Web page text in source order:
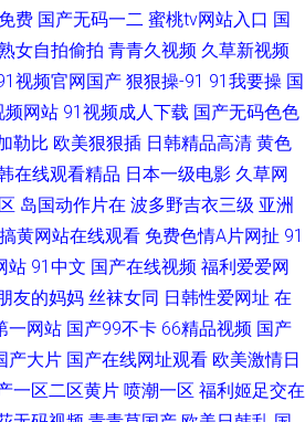
费 国产无码一二 蜜桃tv网站入口 国
女自拍偷拍 青青久视频 久草新视频
视频官网国产 狠狠操-91 91我要操 国
频网站 91视频成人下载 国产无码色色
勒比 欧美狠狠插 日韩精品高清 黄色
在线观看精品 日本一级电影 久草网
岛国动作片在 波多野吉衣三级 亚洲
搞黄网站在线观看 免费色情A片网扯 91
站 91中文 国产在线视频 福利爱爱网
友的妈妈 丝袜女同 日韩性爱网址 在
一网站 国产99不卡 66精品视频 国产
产大片 国产在线网址观看 欧美激情日
一区二区黄片 喷潮一区 福利姬足交在